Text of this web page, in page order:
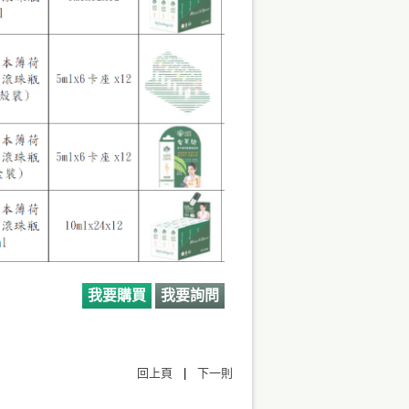
我要購買 我要詢問
回上頁 | 下一則